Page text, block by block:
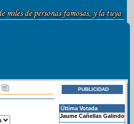
PUBLICIDAD
Última Votada
Jaume Cañellas Galindo